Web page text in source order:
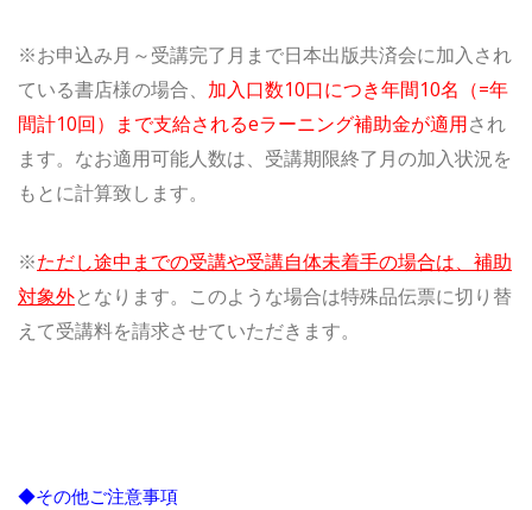
※お申込み月～受講完了月まで日本出版共済会に加入され
ている書店様の場合、 加入口数10口につき年間10名（=年
間計10回）まで支給されるeラーニング補助金が適用され
ます。なお適用可能人数は、受講期限終了月の加入状況を
もとに計算致します。
※ただし途中までの受講や受講自体未着手の場合は、補助
対象外となります。このような場合は特殊品伝票に切り替
えて受講料を請求させていただきます。
◆その他ご注意事項